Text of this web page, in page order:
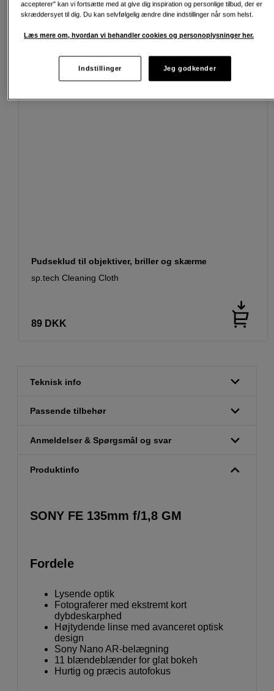
Passende tilbehør Se flere tilbehør
Pudseklud til objektiver, briller og skærme
sp.tech Cleaning Cloth
89 DKK
Teknisk info
Passende tilbehør
Anmeldelser & Spørgsmål og svar
Produktinfo
SONY FE 135mm f/1,8 GM
Fordele
Lysende optik
Fotograferer med ekstremt kort
dybdeskarphed
Højtydende linse med avanceret optisk
design
Sony Nano AR-belægning
11 blændeblænder for glat bokeh
Hurtig og præcis autofokus
accepterer" kan vi fortsætte med at give dig inspiration og personlige tilbud, der er
skræddersyet til dig. Du kan selvfølgelig ændre dine indstillinger når som helst.
Læs mere om, hvordan vi behandler cookies og personoplysninger her.
Indstillinger Jeg godkender